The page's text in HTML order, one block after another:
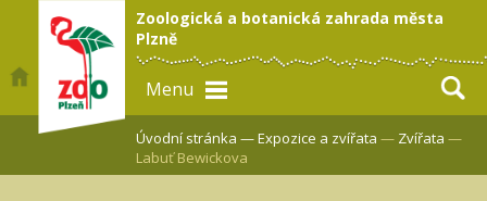
Zoologická a botanická zahrada města
Plzně
Menu
Úvodní stránka —Expozice a zvířata — Zvířata —
Labuť Bewickova